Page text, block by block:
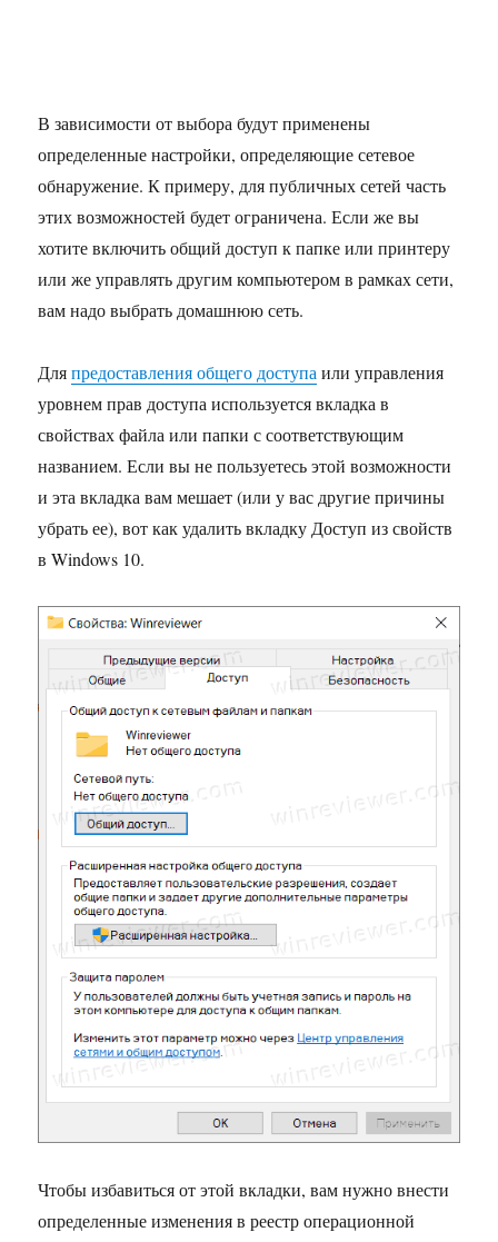
В зависимости от выбора будут применены
определенные настройки, определяющие сетевое
обнаружение. К примеру, для публичных сетей часть
этих возможностей будет ограничена. Если же вы
хотите включить общий доступ к папке или принтеру
или же управлять другим компьютером в рамках сети,
вам надо выбрать домашнюю сеть.
Дляпредоставления общего доступа или управления
уровнем прав доступа используется вкладка в
свойствах файла или папки с соответствующим
названием. Если вы не пользуетесь этой возможности
и эта вкладка вам мешает (или у вас другие причины
убрать ее), вот как удалить вкладку Доступ из свойств
в Windows 10.
Чтобы избавиться от этой вкладки, вам нужно внести
определенные изменения в реестр операционной